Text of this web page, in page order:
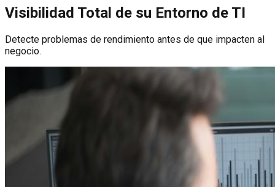
Visibilidad Total de su Entorno de TI
Detecte problemas de rendimiento antes de que impacten al
negocio.